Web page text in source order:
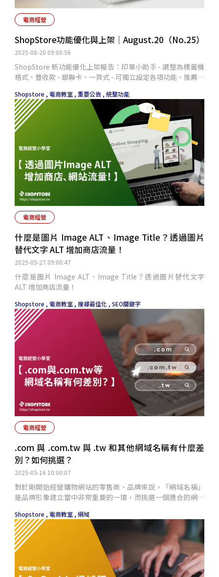
電商經營
2025-08-20 09:00:56
ShopStore功能優化與上架｜August.20（No.25）
ShopStore 新功能優化上架報告：印單小助手 - 調整為標籤機
格式、豐收款 - 銀聯卡、一頁式 - 可獨立設定各項功能、推薦商
結等。
Shopstore , 電商教室 , 重要公告 , 統整功能
電商經營
2025-05-27 09:00:47
什麼是圖片 Image ALT、Image Title？透過圖片
替代文字 ALT 增加商店流量！
什麼是圖片 Image ALT、Image Title？透過圖片替代文字
ALT 增加商店流量！
Shopstore , 電商教室 , 搜尋最佳化 , SEO關鍵字
電商經營
2025-05-16 10:00:07
.com 與 .com.tw 與 .tw 和其他網域名稱有什麼差
別？如何挑選？
對於剛開始經營購物網站的零售商、品牌來說，「網域名稱」
是品牌形象建立當中非常重要的一環，而挑選一個適合的網域
於搜尋引擎理解，就能夠找到最適合你的「電商門牌 / 地
標」！
Shopstore , 電商教室 , 網域